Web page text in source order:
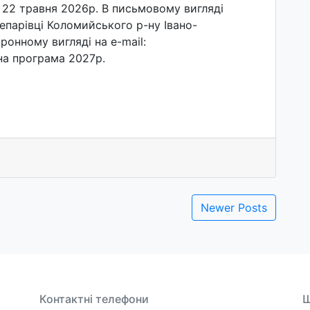
травня 2026р. В письмовому вигляді
Коломийського р-ну Івано-
вигляді на e-mail:
програма 2027р.
Newer Posts
Контактні телефони